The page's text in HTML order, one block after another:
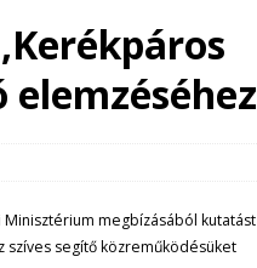
megbízásából kutatást
segítő közreműködésüket